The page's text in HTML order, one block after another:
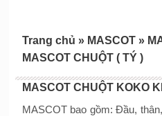
MASCOT CHUỘT KOKO
MASCOT bao gồm: Đầu,
Trang chủ » MASCOT »
MASCOT CHUỘT ( TÝ )